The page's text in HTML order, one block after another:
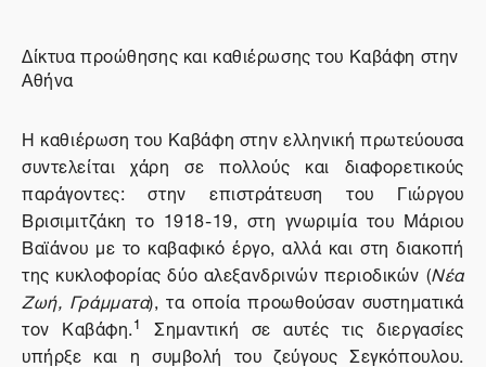
Δίκτυα προώθησης και καθιέρωσης του Καβάφη στην
Αθήνα
Η καθιέρωση του Καβάφη στην ελληνική πρωτεύουσα
συντελείται χάρη σε πολλούς και διαφορετικούς
παράγοντες: στην επιστράτευση του Γιώργου
Βρισιμιτζάκη το 1918-19, στη γνωριμία του Μάριου
Βαϊάνου με το καβαφικό έργο, αλλά και στη διακοπή
της κυκλοφορίας δύο αλεξανδρινών περιοδικών (Νέα
Ζωή, Γράμματα), τα οποία προωθούσαν συστηματικά
τον Καβάφη.1
Σημαντική σε αυτές τις διεργασίες
υπήρξε και η συμβολή του ζεύγους Σεγκόπουλου.